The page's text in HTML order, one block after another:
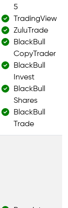
5
TradingView
ZuluTrade
BlackBull
CopyTrader
BlackBull
Invest
BlackBull
Shares
BlackBull
Trade